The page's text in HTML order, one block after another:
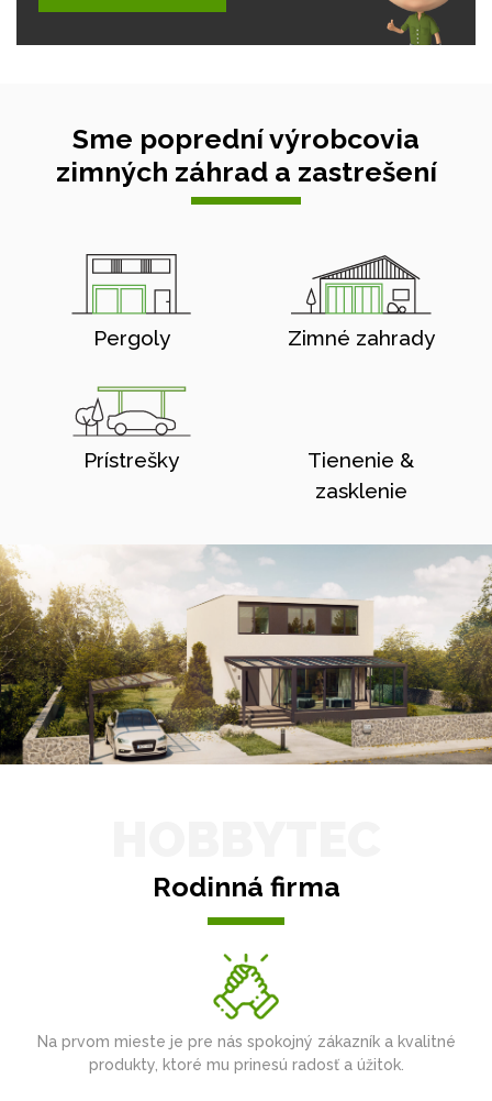
Sme poprední výrobcovia
zimných záhrad a zastrešení
Pergoly Zimné zahrady
Prístrešky
Tienenie &
zasklenie
Rodinná firma
Na prvom mieste je pre nás spokojný zákazník a kvalitné
produkty, ktoré mu prinesú radosť a úžitok.